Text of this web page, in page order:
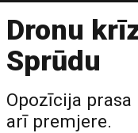
Dronu
Sprūdu
Opozīcija
arī premjere.